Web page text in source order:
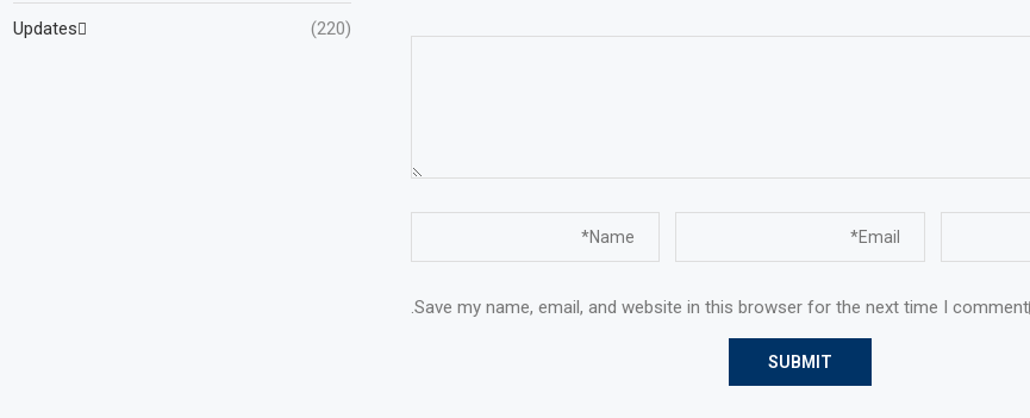
Save my name, email, and website in this browser for the next time I comment.
Updates (220)